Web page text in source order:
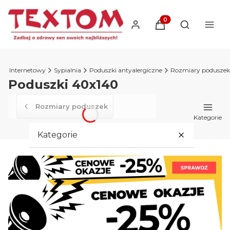
Produkty w
Otwórz
Internetowy Sypialnia Poduszki antyalergiczne Rozmiary poduszek
Poduszki 40x140
Rozmiary poduszek
Kategorie
Kategorie
Wypełnienia
Pozostałe
Sypialnia